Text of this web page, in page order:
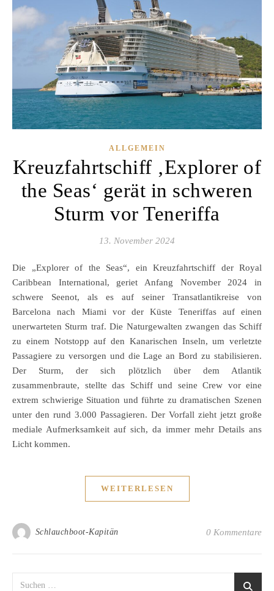
ALLGEMEIN
Kreuzfahrtschiff ‚Explorer of
the Seas‘ gerät in schweren
Sturm vor Teneriffa
13. November 2024
Die „Explorer of the Seas“, ein Kreuzfahrtschiff der Royal
Caribbean International, geriet Anfang November 2024 in
schwere Seenot, als es auf seiner Transatlantikreise von
Barcelona nach Miami vor der Küste Teneriffas auf einen
unerwarteten Sturm traf. Die Naturgewalten zwangen das Schiff
zu einem Notstopp auf den Kanarischen Inseln, um verletzte
Passagiere zu versorgen und die Lage an Bord zu stabilisieren.
Der Sturm, der sich plötzlich über dem Atlantik
zusammenbraute, stellte das Schiff und seine Crew vor eine
extrem schwierige Situation und führte zu dramatischen Szenen
unter den rund 3.000 Passagieren. Der Vorfall zieht jetzt große
mediale Aufmerksamkeit auf sich, da immer mehr Details ans
Licht kommen.
WEITERLESEN
Schlauchboot-Kapitän 0 Kommentare